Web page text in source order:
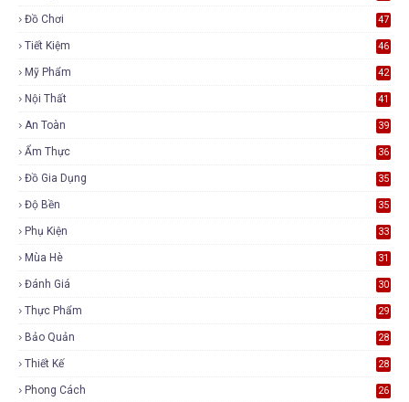
Đồ Chơi 47
Tiết Kiệm 46
Mỹ Phẩm 42
Nội Thất 41
An Toàn 39
Ẩm Thực 36
Đồ Gia Dụng 35
Độ Bền 35
Phụ Kiện 33
Mùa Hè 31
Đánh Giá 30
Thực Phẩm 29
Bảo Quản 28
Thiết Kế 28
Phong Cách 26